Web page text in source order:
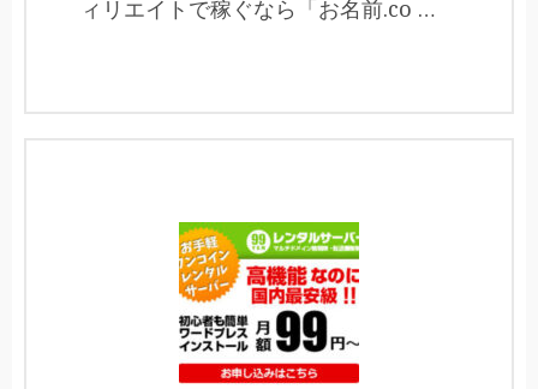
ィリエイトで稼ぐなら「お名前.co …